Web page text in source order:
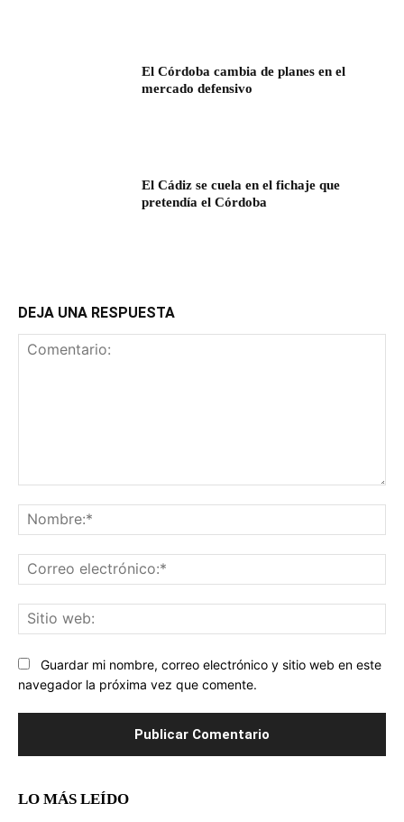
El Córdoba cambia de planes en el
mercado defensivo
El Cádiz se cuela en el fichaje que
pretendía el Córdoba
DEJA UNA RESPUESTA
Guardar mi nombre, correo electrónico y sitio web en este
navegador la próxima vez que comente.
LO MÁS LEÍDO